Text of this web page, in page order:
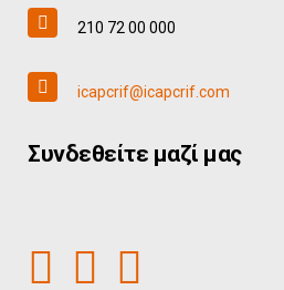
210 72 00 000
icapcrif@icapcrif.com
Συνδεθείτε μαζί μας